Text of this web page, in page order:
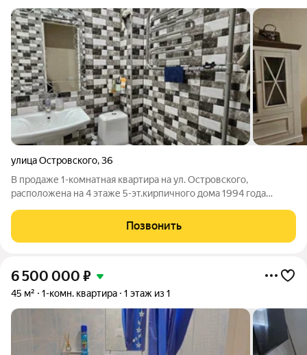
улица Островского,36
В продаже 1-комнатная квартира на ул. Островского,
расположена на 4 этаже 5-эт.кирпичного дома 1994 года
-9,6. Квартира в отличном состоянии, с ремонтом, заменены
все трубы, радиаторы,
Позвонить
6 500 000 ₽
45 м² 1-комн. квартира 1 этаж из 1